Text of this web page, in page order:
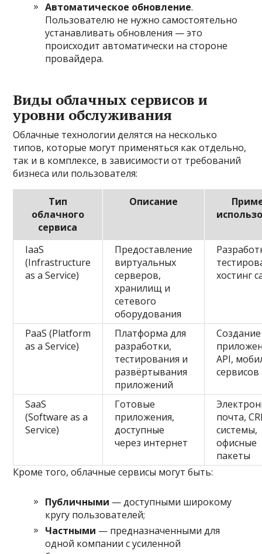
Автоматическое обновление.
Пользователю не нужно самостоятельно
устанавливать обновления — это
происходит автоматически на стороне
провайдера.
Виды облачных сервисов и
уровни обслуживания
Облачные технологии делятся на несколько
типов, которые могут применяться как отдельно,
так и в комплексе, в зависимости от требований
бизнеса или пользователя:
Тип
облачного
сервиса
Описание
IaaS
(Infrastructure
as a Service)
Предоставление
виртуальных
серверов,
хранилищ и
сетевого
оборудования
хостинг
PaaS (Platform
as a Service)
Платформа для
разработки,
тестирования и
развёртывания
приложений
API,
сервисов
SaaS
(Software as a
Service)
Готовые
приложения,
доступные
через интернет
почта,
системы,
офисные
пакеты
Кроме того, облачные сервисы могут быть:
Публичными — доступными широкому
кругу пользователей;
Частными — предназначенными для
одной компании с усиленной